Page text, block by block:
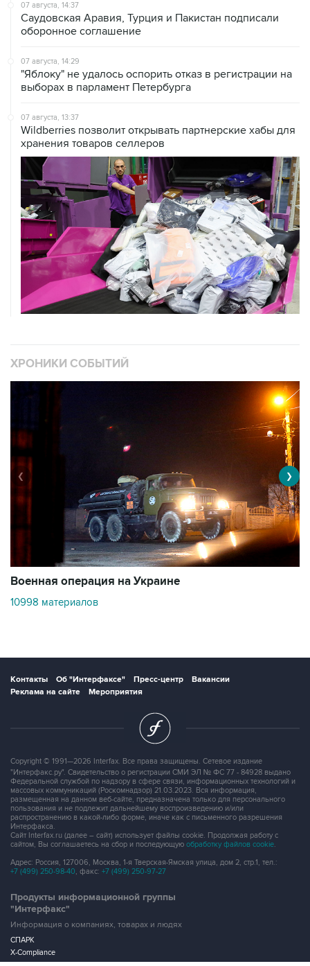
07 августа, 14:37
Саудовская Аравия, Турция и Пакистан подписали
оборонное соглашение
07 августа, 14:29
"Яблоку" не удалось оспорить отказ в регистрации на
выборах в парламент Петербурга
07 августа, 13:37
Wildberries позволит открывать партнерские хабы для
хранения товаров селлеров
ХРОНИКИ СОБЫТИЙ
Военная операция на Украине
10998 материалов
❮ ❯
Контакты Об "Интерфаксе" Пресс-центр
Вакансии
Реклама на сайте
Мероприятия
Copyright © 1991—2026 Interfax. Все права защищены. Сетевое издание
"Интерфакс.ру". Свидетельство о регистрации СМИ ЭЛ № ФС 77 - 84928 выдано
Федеральной службой по надзору в сфере связи, информационных технологий и
массовых коммуникаций (Роскомнадзор) 21.03.2023. Вся информация,
размещенная на данном веб-сайте, предназначена только для персонального
пользования и не подлежит дальнейшему воспроизведению и/или
распространению в какой-либо форме, иначе как с письменного разрешения
Интерфакса.
Сайт Interfax.ru (далее – сайт) использует файлы cookie. Продолжая работу с
сайтом, Вы соглашаетесь на сбор и последующую обработку файлов cookie.
Адрес: Россия, 127006, Москва, 1-я Тверская-Ямская улица, дом 2, стр.1, тел.:
+7 (499) 250-98-40, факс: +7 (499) 250-97-27
Продукты информационной группы
"Интерфакс"
Информация о компаниях, товарах и людях
СПАРК
X-Compliance